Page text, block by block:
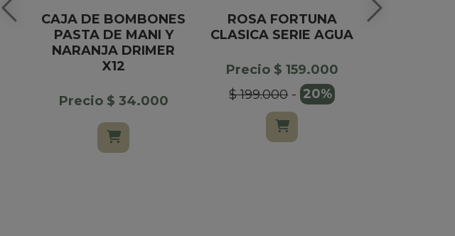
CAJA DE BOMBONES
PASTA DE MANI Y
NARANJA DRIMER
X12
Precio $ 34.000
ROSA FORTUNA
CLASICA SERIE AGUA
Precio $ 159.000
$ 199.000- 20%